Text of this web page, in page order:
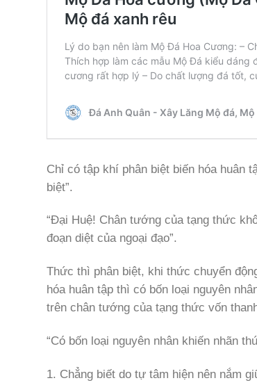
Chỉ có tập khí phân biệt biến hóa huân
biệt”.
“Đại Huệ! Chân tướng của tạng thức
đoạn diệt của ngoại đạo”.
Thức thì phân biệt, khi thức chuyển
hóa huân tập thì có bốn loại nguyên
trên chân tướng của tạng thức vốn
“Có bốn loại nguyên nhân khiến nhãn
1. Chẳng biết do tự tâm hiện nên nắm